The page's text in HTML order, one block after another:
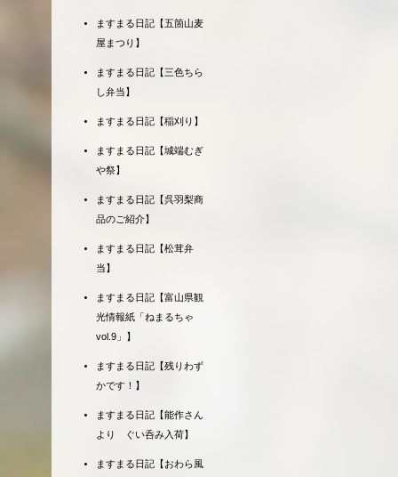
ますまる日記【五箇山麦
屋まつり】
ますまる日記【三色ちら
し弁当】
ますまる日記【稲刈り】
ますまる日記【城端むぎ
や祭】
ますまる日記【呉羽梨商
品のご紹介】
ますまる日記【松茸弁
当】
ますまる日記【富山県観
光情報紙「ねまるちゃ
vol.9」】
ますまる日記【残りわず
かです！】
ますまる日記【能作さん
より ぐい呑み入荷】
ますまる日記【おわら風